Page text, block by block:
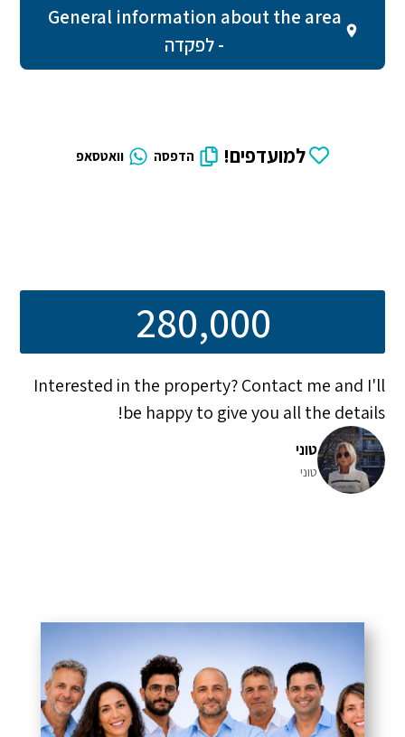
General information about the area
- לפקדה
למועדפים! הדפסה וואטסאפ
280,000
Interested in the property? Contact me and I'll
be happy to give you all the details!
טוני
טוני